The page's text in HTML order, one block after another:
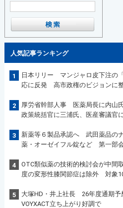
人気記事ランキング
1
日本リリー マンジャロ皮下注の
応に反発 高市政権のビジョンに
2
厚労省幹部人事 医薬局長に内山
政策統括官に三浦氏、医産審議官
3
新薬等６製品承認へ 武田薬品の
薬・オーゼイフル錠など 第一部
4
OTC類似薬の技術的検討会が中
度の変形性膝関節症は除外 対象
5
大塚HD・井上社長 26年度通期
VOYXACT立ち上がり好調で